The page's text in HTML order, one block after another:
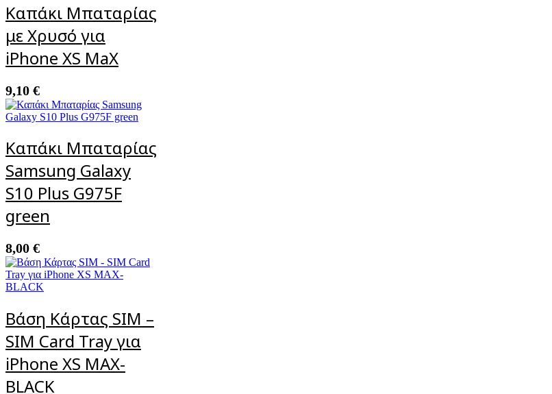
Καπάκι Μπαταρίας
με Χρυσό για
iPhone XS MaX
9,10 €
Καπάκι Μπαταρίας
Samsung Galaxy
S10 Plus G975F
green
8,00 €
Βάση Κάρτας SIM –
SIM Card Tray για
iPhone XS MAX-
BLACK